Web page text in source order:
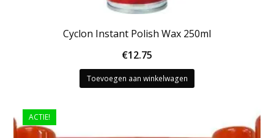
Cyclon Instant Polish Wax 250ml
€12.75
Toevoegen aan winkelwagen
ACTIE!